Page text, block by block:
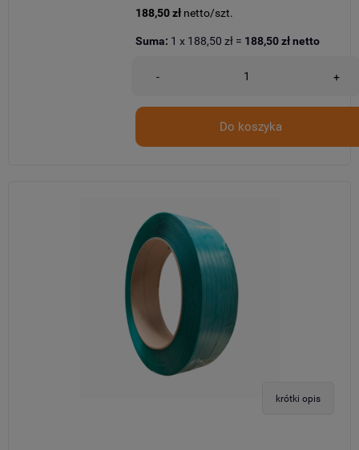
188,50 zł netto/szt.
- +
Do koszyka
Suma: 1 x 188,50 zł = 188,50 złnetto
krótki opis